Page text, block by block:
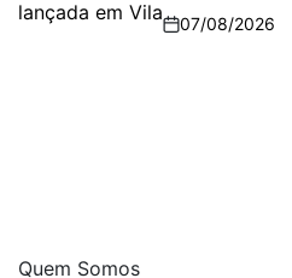
07/08/2026
Quem Somos